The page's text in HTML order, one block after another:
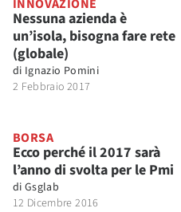
INNOVAZIONE
Nessuna azienda è
un’isola, bisogna fare rete
(globale)
di Ignazio Pomini
2 Febbraio 2017
BORSA
Ecco perché il 2017 sarà
l’anno di svolta per le Pmi
di Gsglab
12 Dicembre 2016